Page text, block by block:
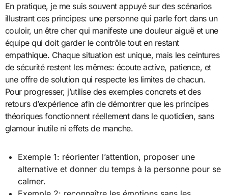
En pratique, je me suis souvent appuyé sur des scénarios
illustrant ces principes: une personne qui parle fort dans un
couloir, un être cher qui manifeste une douleur aiguë et une
équipe qui doit garder le contrôle tout en restant
empathique. Chaque situation est unique, mais les ceintures
de sécurité restent les mêmes: écoute active, patience, et
une offre de solution qui respecte les limites de chacun.
Pour progresser, j’utilise des exemples concrets et des
retours d’expérience afin de démontrer que les principes
théoriques fonctionnent réellement dans le quotidien, sans
glamour inutile ni effets de manche.
Exemple 1: réorienter l’attention, proposer une
alternative et donner du temps à la personne pour se
calmer.